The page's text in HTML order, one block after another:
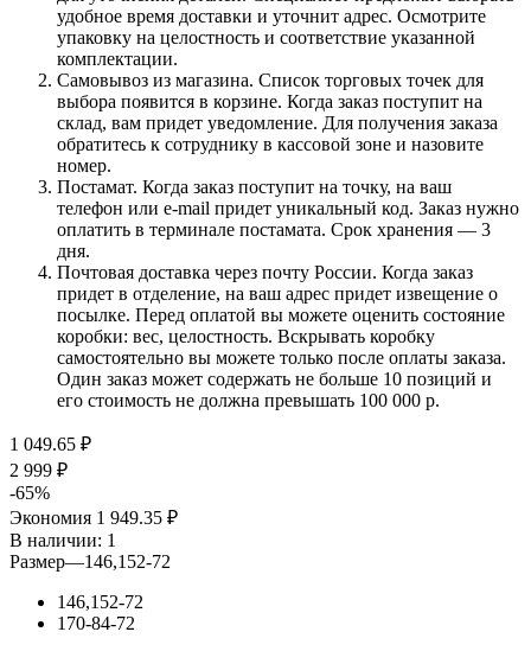
удобное время доставки и уточнит адрес. Осмотрите
упаковку на целостность и соответствие указанной
комплектации.
Самовывоз из магазина. Список торговых точек для
выбора появится в корзине. Когда заказ поступит на
склад, вам придет уведомление. Для получения заказа
обратитесь к сотруднику в кассовой зоне и назовите
номер.
Постамат. Когда заказ поступит на точку, на ваш
телефон или e-mail придет уникальный код. Заказ нужно
оплатить в терминале постамата. Срок хранения — 3
дня.
Почтовая доставка через почту России. Когда заказ
придет в отделение, на ваш адрес придет извещение о
посылке. Перед оплатой вы можете оценить состояние
коробки: вес, целостность. Вскрывать коробку
самостоятельно вы можете только после оплаты заказа.
Один заказ может содержать не больше 10 позиций и
его стоимость не должна превышать 100 000 р.
1 049.65 ₽
2 999 ₽
-65%
Экономия 1 949.35 ₽
В наличии: 1
Размер—146,152-72
146,152-72
170-84-72